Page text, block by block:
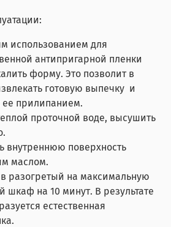
эксплуатации:
использованием для
антипригарной пленки
форму. Это позволит в
готовую выпечку и
ее прилипанием.
проточной воде, высушить
внутреннюю поверхность
маслом.
разогретый на максимальную
шкаф на 10 минут. В результате
естественная